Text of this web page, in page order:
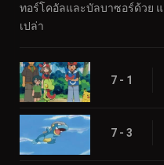
ทอร์โคอัลและบัลบาซอร์ด้วย
เปล่า
7 - 1
7 - 3